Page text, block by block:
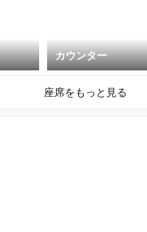
カウンター
座席をもっと見る